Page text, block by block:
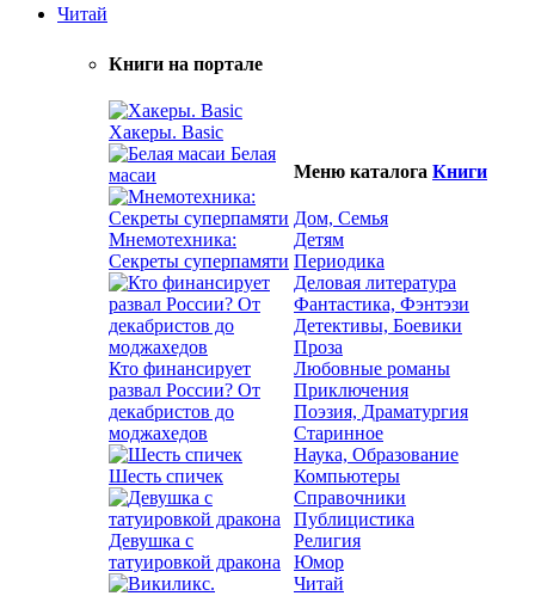
Читай
Книги на портале
Хакеры. Basic
Белая
масаи
Мнемотехника:
Секреты суперпамяти
Кто финансирует
развал России? От
декабристов до
моджахедов
Шесть спичек
Девушка с
татуировкой дракона
Меню каталога Книги
Дом, Семья
Детям
Периодика
Деловая литература
Фантастика, Фэнтэзи
Детективы, Боевики
Проза
Любовные романы
Приключения
Поэзия, Драматургия
Старинное
Наука, Образование
Компьютеры
Справочники
Публицистика
Религия
Юмор
Читай